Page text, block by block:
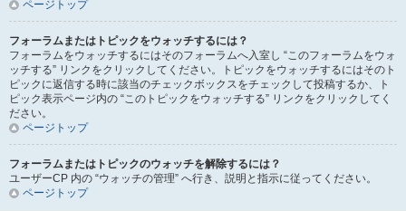
ページトップ
フォーラムまたはトピックをウォッチするには？
フォーラムをウォッチするにはそのフォーラムへ入室し “このフォーラムをウォ
ッチする” リンクをクリックしてください。トピックをウォッチするにはそのト
ピックに返信する時に該当のチェックボックスをチェックして投稿するか、ト
ピック表示ページ内の “このトピックをウォッチする” リンクをクリックしてく
ださい。
ページトップ
フォーラムまたはトピックのウォッチを解除するには？
ユーザーCP 内の “ウォッチの管理” へ行き、説明と指示に従ってください。
ページトップ